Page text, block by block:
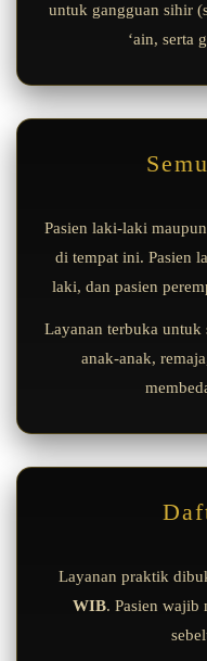
untuk gangguan sihir
‘ain, serta
Pasien laki-laki
di tempat ini. Pasien
laki, dan pasien
Layanan terbuka untuk
anak-anak,
Layanan praktik
WIB. Pasien wajib